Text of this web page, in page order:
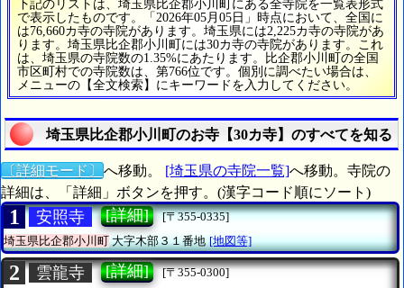
下記のリストは、埼玉県比企郡小川町にある全寺院を一覧表形式
で表示したものです。「2026年05月05日」時点において、全国に
は76,660カ寺の寺院があります。埼玉県には2,225カ寺の寺院があ
ります。埼玉県比企郡小川町には30カ寺の寺院があります。これ
は、埼玉県の寺院数の1.35%にあたります。比企郡小川町の全国
市区町村での寺院数は、第766位です。個別に調べたい場合は、
メニューの【全文検索】にキーワードを入力してください。
埼玉県比企郡小川町のお寺【30カ寺】のすべてを知る
〔詳細モード〕 へ移動。 [埼玉県の寺院一覧]へ移動。寺院の
詳細は、「詳細」ボタンを押す。(漢字コード順にソート)
1 安照寺 [詳細]
[〒355-0335]
埼玉県比企郡小川町大字木部３１番地 [地図等]
2 雲龍寺 [詳細]
[〒355-0300]